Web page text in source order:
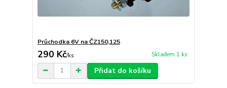
Průchodka 6V na ČZ150,125
290 Kč/ks Skladem 1 ks
Přidat do košíku